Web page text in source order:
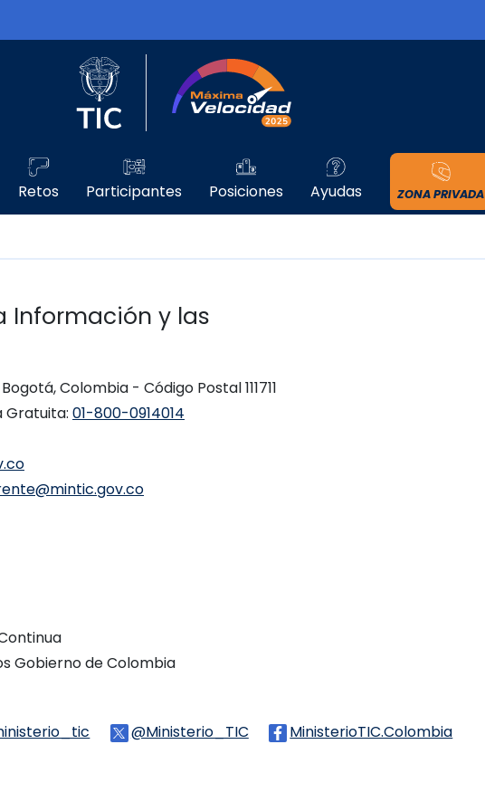
Logo del Ministerio TIC
Retos Participantes Posiciones Ayudas ZONA PRIVADA
Información y las
Colombia - Código Postal 111711
Gratuita: 01-800-0914014
Gobierno de Colombia
Logo Tiktok
@Ministerio_TIC Logo Twitter
MinisterioTIC.Colombia